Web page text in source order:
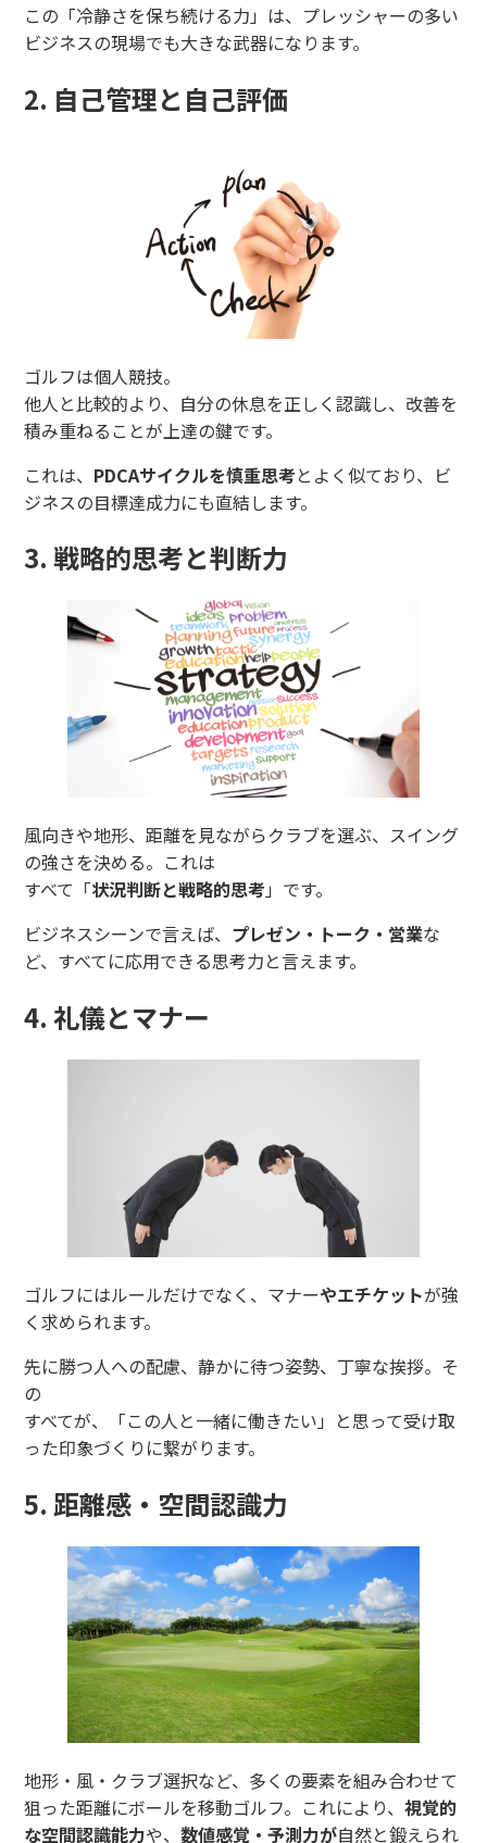
この「冷静さを保ち続ける力」は、プレッシャーの多い
ビジネスの現場でも大きな武器になります。
2. 自己管理と自己評価
ゴルフは個人競技。
他人と比較的より、自分の休息を正しく認識し、改善を
積み重ねることが上達の鍵です。
これは、 PDCAサイクルを慎重思考とよく似ており、ビ
ジネスの目標達成力にも直結します。
3. 戦略的思考と判断力
風向きや地形、距離を見ながらクラブを選ぶ、スイング
の強さを決める。これは
すべて「状況判断と戦略的思考 」です。
ビジネスシーンで言えば、 プレゼン・トーク・営業な
ど、すべてに応用できる思考力と言えます。
4. 礼儀とマナー
ゴルフにはルールだけでなく、マナーやエチケットが強
く求められます。
先に勝つ人への配慮、静かに待つ姿勢、丁寧な挨拶。そ
の
すべてが、「この人と一緒に働きたい」と思って受け取
った印象づくりに繋がります。
5. 距離感・空間認識力
地形・風・クラブ選択など、多くの要素を組み合わせて
狙った距離にボールを移動ゴルフ。これにより、視覚的
な空間認識能力や、数値感覚・予測力が自然と鍛えられ